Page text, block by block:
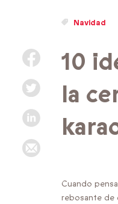
Navidad
10
la
Cuando
rebosante de